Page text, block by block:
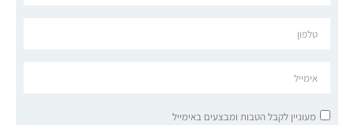
מעוניין לקבל הטבות ומבצעים באימייל